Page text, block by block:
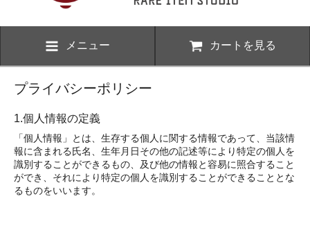
メニュー カートを見る
プライバシーポリシー
1.個人情報の定義
「個人情報」とは、生存する個人に関する情報であって、当該情
報に含まれる氏名、生年月日その他の記述等により特定の個人を
識別することができるもの、及び他の情報と容易に照合すること
ができ、それにより特定の個人を識別することができることとな
るものをいいます。